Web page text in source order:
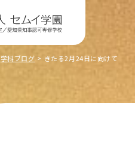
学科ブログ きたる2月24日に向けて